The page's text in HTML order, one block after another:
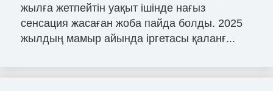
жылға жетпейтін уақыт ішінде нағыз
сенсация жасаған жоба пайда болды. 2025
жылдың мамыр айында іргетасы қаланғ...